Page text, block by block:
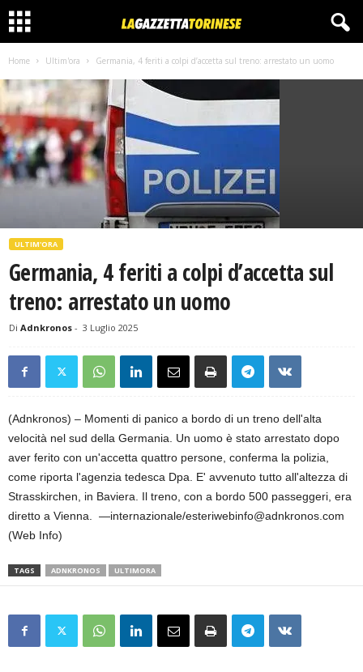
Home Ultim'ora Germania, 4 feriti a colpi d’accetta sul treno: arrestato un uomo
ULTIM'ORA
Germania, 4 feriti a colpi d’accetta sul
treno: arrestato un uomo
Di Adnkronos - 3 Luglio 2025
(Adnkronos) – Momenti di panico a bordo di un treno dell'alta
velocità nel sud della Germania. Un uomo è stato arrestato dopo
aver ferito con un'accetta quattro persone, conferma la polizia,
come riporta l'agenzia tedesca Dpa. E' avvenuto tutto all'altezza di
Strasskirchen, in Baviera. Il treno, con a bordo 500 passeggeri, era
diretto a Vienna. —internazionale/esteriwebinfo@adnkronos.com
(Web Info)
TAGS ADNKRONOS ULTIMORA